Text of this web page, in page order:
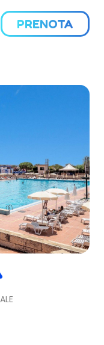
Borgo Rio Favara
cercano relax
PRENOTA